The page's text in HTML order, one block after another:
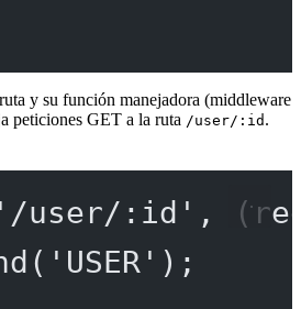
y su función manejadora (middleware
peticiones GET a la ruta /user/:id .
'/user/:id' , (
( 'USER' );